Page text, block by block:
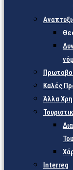
Καλές
Άλλα
Interreg